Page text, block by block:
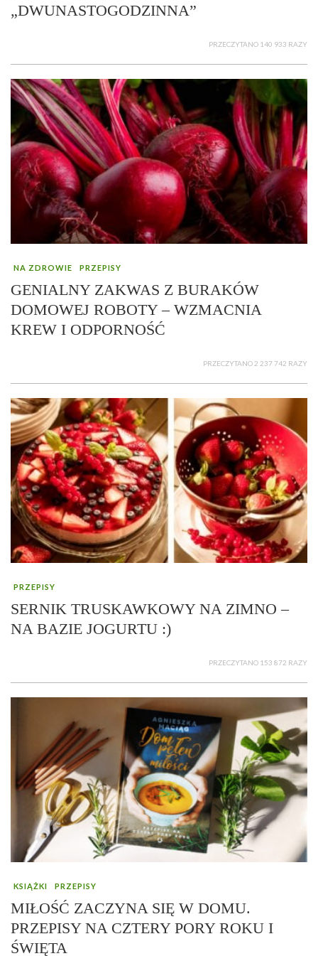
„DWUNASTOGODZINNA”
PRZECZYTANO 140 933 RAZY
NA ZDROWIE PRZEPISY
GENIALNY ZAKWAS Z BURAKÓW
DOMOWEJ ROBOTY – WZMACNIA
KREW I ODPORNOŚĆ
PRZECZYTANO 2 237 742 RAZY
PRZEPISY
SERNIK TRUSKAWKOWY NA ZIMNO –
NA BAZIE JOGURTU :)
PRZECZYTANO 153 872 RAZY
KSIĄŻKI PRZEPISY
MIŁOŚĆ ZACZYNA SIĘ W DOMU.
PRZEPISY NA CZTERY PORY ROKU I
ŚWIĘTA